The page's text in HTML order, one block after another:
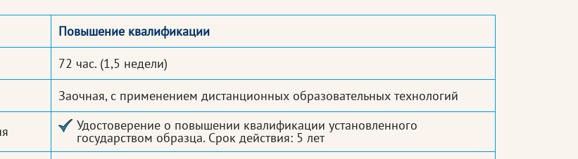
Повышение квалификации
72 час. (1,5 недели)
Заочная, с применением дистанционных образовательных технологий
Удостоверение о повышении квалификации установленного
государством образца. Срок действия: 5 лет